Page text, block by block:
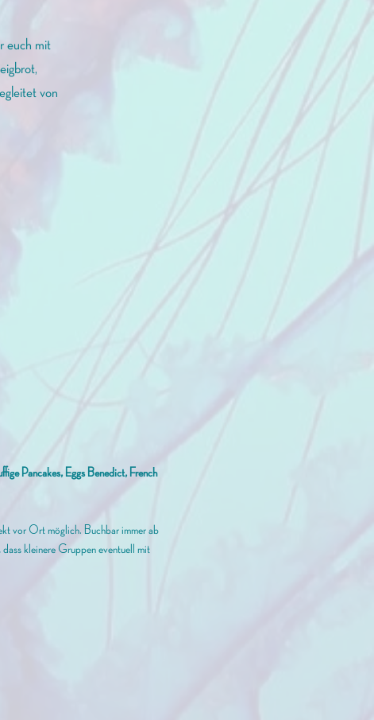
euch mit
von
Pancakes, Eggs Benedict, French
vor Ort möglich. Buchbar immer ab
kleinere Gruppen eventuell mit